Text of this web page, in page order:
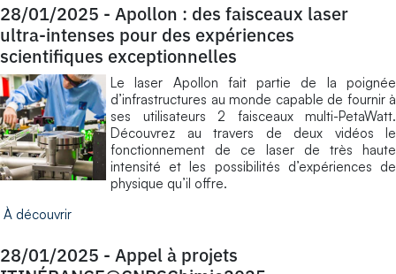
28/01/2025 - Apollon : des faisceaux laser
ultra-intenses pour des expériences
scientifiques exceptionnelles
Le laser Apollon fait partie de la poignée
d’infrastructures au monde capable de fournir à
ses utilisateurs 2 faisceaux multi-PetaWatt.
Découvrez au travers de deux vidéos le
fonctionnement de ce laser de très haute
intensité et les possibilités d’expériences de
physique qu’il offre.
À découvrir
28/01/2025 - Appel à projets